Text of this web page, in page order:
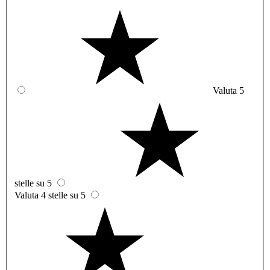
Valuta 5
stelle su 5
Valuta 4 stelle su 5